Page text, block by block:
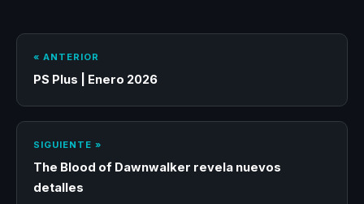
« ANTERIOR
PS Plus | Enero 2026
SIGUIENTE »
The Blood of Dawnwalker revela nuevos
detalles